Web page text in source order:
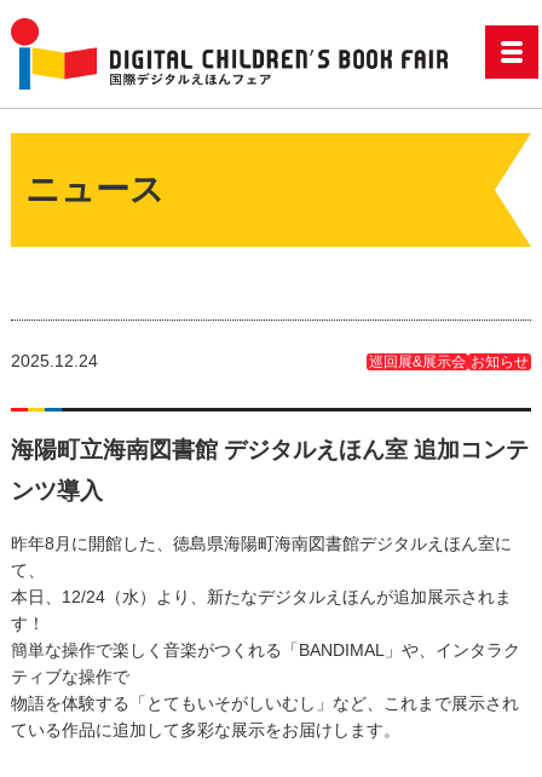
ニュース
巡回展&展示会 お知らせ
2025.12.24
海陽町立海南図書館 デジタルえほん室 追加コンテ
ンツ導入
昨年8月に開館した、徳島県海陽町海南図書館デジタルえほん室に
て、
本日、12/24（水）より、新たなデジタルえほんが追加展示されま
す！
簡単な操作で楽しく音楽がつくれる「BANDIMAL」や、インタラク
ティブな操作で
物語を体験する「とてもいそがしいむし」など、これまで展示され
ている作品に追加して多彩な展示をお届けします。